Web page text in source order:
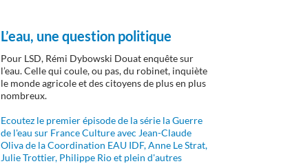
L’eau, une question politique
Pour LSD, Rémi Dybowski Douat enquête sur
l’eau. Celle qui coule, ou pas, du robinet, inquiète
le monde agricole et des citoyens de plus en plus
nombreux.
Ecoutez le premier épisode de la série la Guerre
de l'eau sur France Culture avec Jean-Claude
Oliva de la Coordination EAU IDF, Anne Le Strat,
Julie Trottier, Philippe Rio et plein d'autres